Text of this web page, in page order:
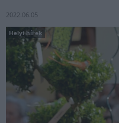
2022.06.05
Helyi hírek